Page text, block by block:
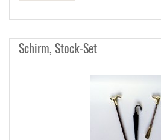
Schirm, Stock-Set